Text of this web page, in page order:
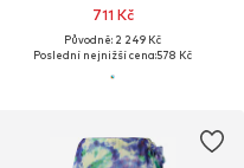
711 Kč
Původně: 2 249 Kč
Poslední nejnižší cena:578 Kč